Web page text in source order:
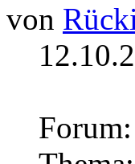
von
Forum: